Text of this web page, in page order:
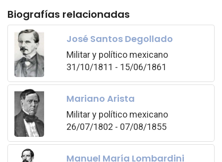
Biografías relacionadas
José Santos Degollado
Militar y político mexicano
31/10/1811 - 15/06/1861
Mariano Arista
Militar y político mexicano
26/07/1802 - 07/08/1855
Manuel María Lombardini